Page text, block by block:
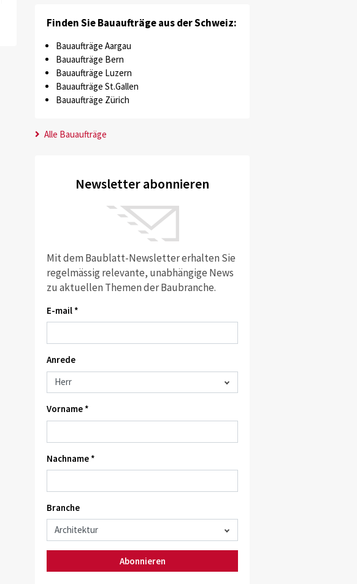
Finden Sie Bauaufträge aus der Schweiz:
Bauaufträge Aargau
Bauaufträge Bern
Bauaufträge Luzern
Bauaufträge St.Gallen
Bauaufträge Zürich
Alle Bauaufträge
Newsletter abonnieren
Mit dem Baublatt-Newsletter erhalten Sie
regelmässig relevante, unabhängige News
zu aktuellen Themen der Baubranche.
E-mail *
Anrede
Vorname *
Nachname *
Branche
Abonnieren